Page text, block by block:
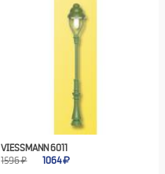
VIESSMANN 6011
1596 ₽
1064